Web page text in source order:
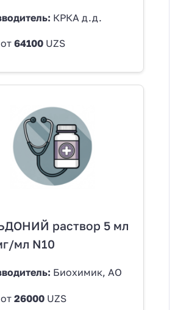
КРКА д.д.
64100 UZS
раствор 5 мл
мл N10
Биохимик, АО
26000 UZS